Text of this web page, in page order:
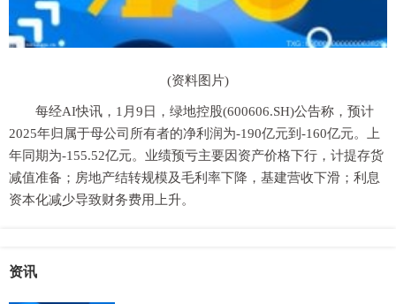
(资料图片)
每经AI快讯，1月9日，绿地控股(600606.SH)公告称，预计
2025年归属于母公司所有者的净利润为-190亿元到-160亿元。上
年同期为-155.52亿元。业绩预亏主要因资产价格下行，计提存货
减值准备；房地产结转规模及毛利率下降，基建营收下滑；利息
资本化减少导致财务费用上升。
资讯